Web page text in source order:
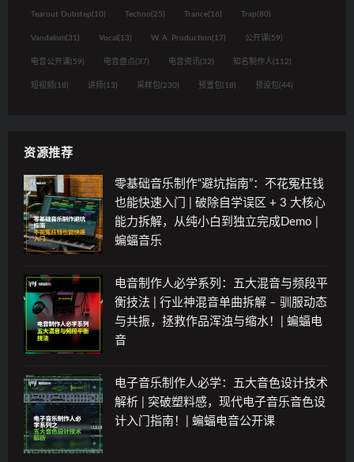
Tearout Dubstep(10) Techno(25) Trance(16) Trap(80)
Vandalism(31) Vocal (13) W. A. Production(17) 公开课(59)
电音公开课(59) 电音盘点(37) 电音资讯(32) 知名制作人(112)
短视频 (18) 讲师(13) 采样包(230) 预置包(18) 预设包(44)
资源推荐
零基础音乐制作“避坑指南”：不花冤枉钱
也能快速入门 | 破除自学误区 + 3 大核心
能力拆解，从纯小白到独立完成Demo |
蝙蝠音乐
电音制作人必学系列：五大混音与频段平
衡技法 | 行业神混音单曲拆解 – 驯服动态
与共振，拯救作品浑浊与缩水！| 蝙蝠电
音
电子音乐制作人必学：五大音色设计技术
解析 | 突破塑料感，现代电子音乐音色设
计入门指南！| 蝙蝠电音公开课